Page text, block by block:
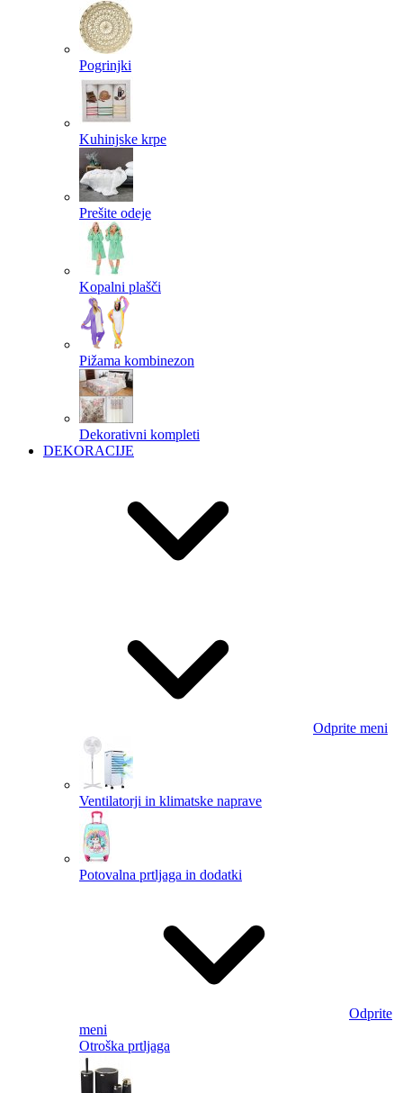
Pogrinjki
Kuhinjske krpe
Prešite odeje
Kopalni plašči
Pižama kombinezon
Dekorativni kompleti
DEKORACIJE
Odprite meni
Ventilatorji in klimatske naprave
Potovalna prtljaga in dodatki
Odprite
meni
Otroška prtljaga